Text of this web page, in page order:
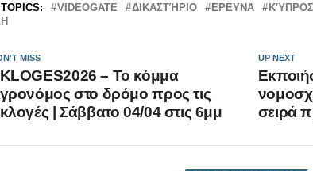
VIDEOGATE ΔΙΚΑΣΤΉΡΙΟ ΕΡΕΥΝΑ ΚΎΠΡΟΣ
UP NEXT
σειρά
MISS
– Το κόμμα
στο δρόμο προς τις
| Σάββατο 04/04 στις 6μμ